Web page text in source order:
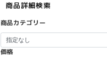
商品詳細検索
商品カテゴリー
価格